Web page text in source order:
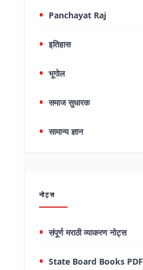
Panchayat Raj
इतिहास
भूगोल
समाज सुधारक
सामान्य ज्ञान
नोट्स
संपूर्ण मराठी व्याकरण नोट्स
State Board Books PDF